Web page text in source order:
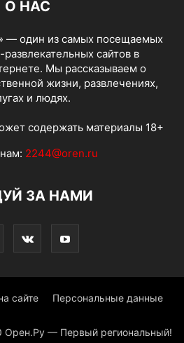
О НАС
— один из самых посещаемых
сайтов в
Мы рассказываем о
жизни, развлечениях,
и людях.
содержать материалы 18+
2244@oren.ru
ЗА НАМИ
сайте Персональные данные
Орен.Ру — Первый региональный!